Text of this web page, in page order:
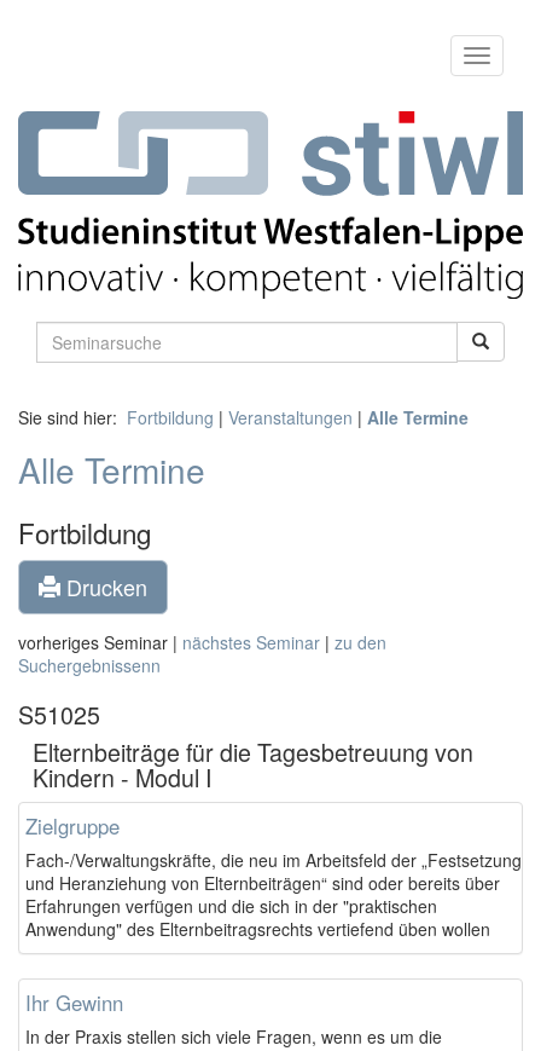
Sie sind hier: Fortbildung | Veranstaltungen | Alle Termine
Alle Termine
Fortbildung
Drucken
vorheriges Seminar | nächstes Seminar | zu den
Suchergebnissenn
S51025
Elternbeiträge für die Tagesbetreuung von
Kindern - Modul I
Zielgruppe
Fach-/Verwaltungskräfte, die neu im Arbeitsfeld der „Festsetzung
und Heranziehung von Elternbeiträgen“ sind oder bereits über
Erfahrungen verfügen und die sich in der "praktischen
Anwendung" des Elternbeitragsrechts vertiefend üben wollen
Ihr Gewinn
In der Praxis stellen sich viele Fragen, wenn es um die